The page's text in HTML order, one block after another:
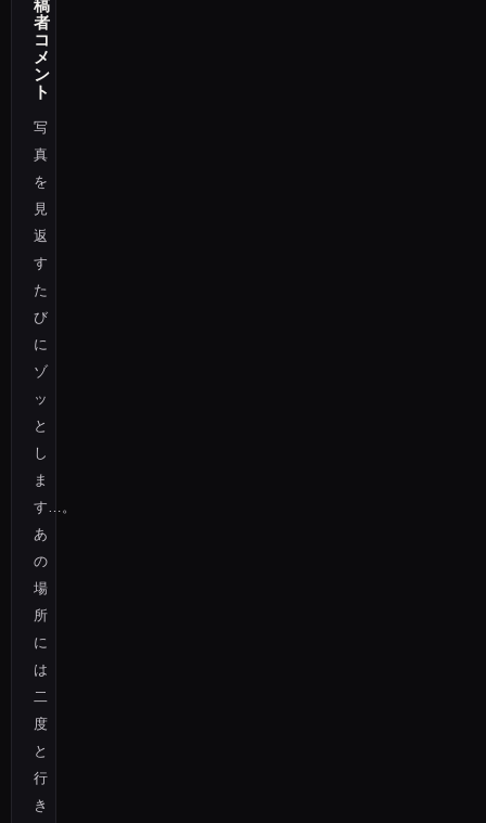
稿
者
コ
メ
ン
ト
写
真
を
見
返
す
た
び
に
ゾ
ッ
と
し
ま
す…。
あ
の
場
所
に
は
二
度
と
行
き